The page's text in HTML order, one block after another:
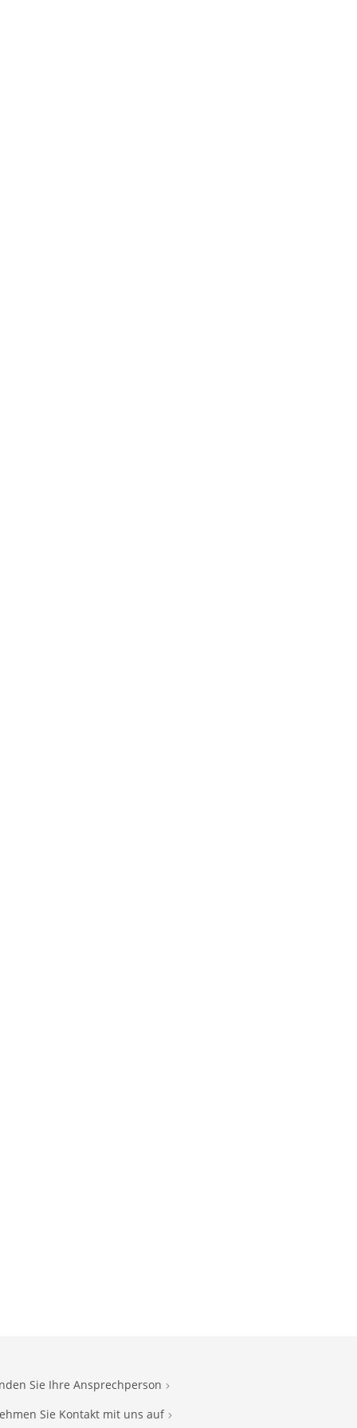
Sie Ihre Ansprechperson
Sie Kontakt mit uns auf